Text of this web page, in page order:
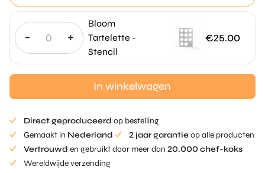
- +
Bloom
Tartelette -
Stencil
€25.00
In winkelwagen
Direct geproduceerd op bestelling
Gemaakt in Nederland 2 jaar garantieop alle producten
Vertrouwd en gebruikt door meer dan 20.000 chef-koks
Wereldwijde verzending